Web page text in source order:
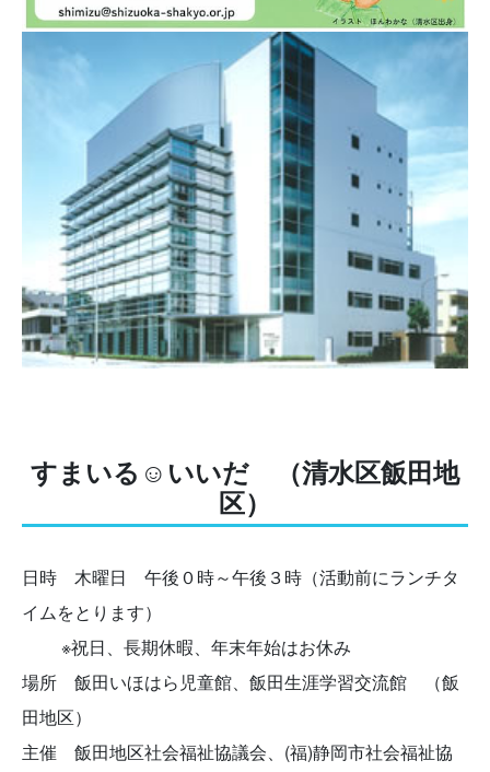
すまいる☺いいだ （清水区飯田地
区）
日時 木曜日 午後０時～午後３時（活動前にランチタ
イムをとります）
※祝日、長期休暇、年末年始はお休み
場所 飯田いほはら児童館、飯田生涯学習交流館 （飯
田地区）
主催 飯田地区社会福祉協議会、(福)静岡市社会福祉協